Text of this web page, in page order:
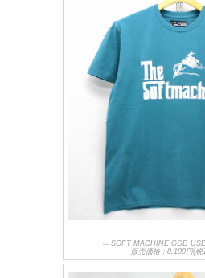
SOFT MACHINE GOD
販売価格：8,100円(税